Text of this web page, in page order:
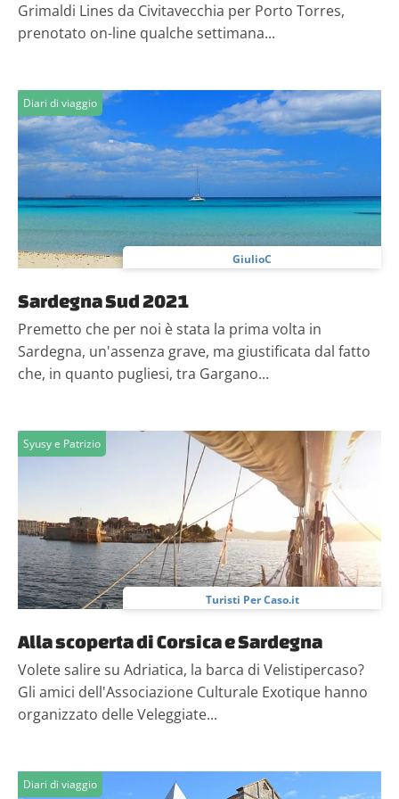
annunci, per fornire funzionalità dei social media e per
analizzare il nostro traffico. Condividiamo inoltre
pubblicità e social media, i quali potrebbero combinarle
con altre informazioni che hai fornito loro o che hanno
raccolto dal tuo utilizzo dei loro servizi.
Grimaldi Lines da Civitavecchia per Porto Torres,
prenotato on-line qualche settimana...
Diari di viaggio
GiulioC
Sardegna Sud 2021
Premetto che per noi è stata la prima volta in
Sardegna, un'assenza grave, ma giustificata dal fatto
che, in quanto pugliesi, tra Gargano...
Syusy e Patrizio
Turisti Per Caso.it
Alla scoperta di Corsica e Sardegna
Volete salire su Adriatica, la barca di Velistipercaso?
Gli amici dell'Associazione Culturale Exotique hanno
organizzato delle Veleggiate...
Diari di viaggio